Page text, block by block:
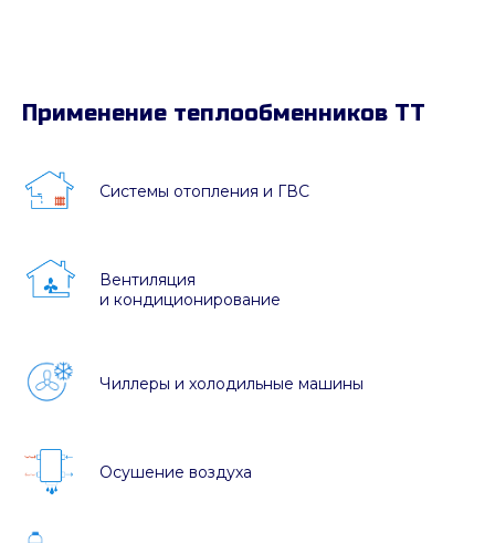
Применение теплообменников ТТ
Системы отопления и ГВС
Вентиляция
и кондиционирование
Чиллеры и холодильные машины
Осушение воздуха